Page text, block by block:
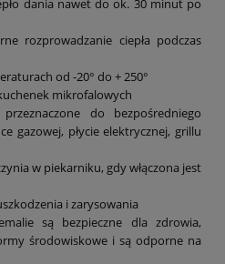
dania nawet do ok. 30 minut po
rozprowadzanie ciepła podczas
od -20° do + 250°
mikrofalowych
do bezpośredniego
gazowej, płycie elektrycznej, grillu
w piekarniku, gdy włączona jest
i zarysowania
są bezpieczne dla zdrowia,
środowiskowe i są odporne na